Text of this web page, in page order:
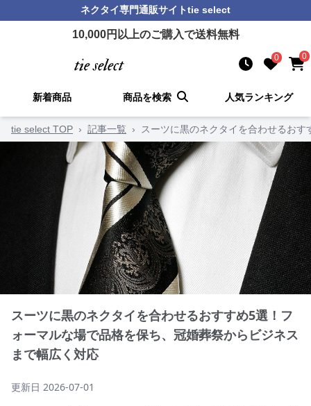
ネクタイ専門通販サイトtie select
10,000円以上のご購入で送料無料
0 0
新着商品 商品を検索 人気ランキング
tie select TOP › 記事一覧 › スーツに黒のネクタイを合わせるお
スーツに黒のネクタイを合わせるおすすめ5選！フ
ォーマルな場で品格を保ち、冠婚葬祭からビジネス
まで幅広く対応
更新日 2026-07-01